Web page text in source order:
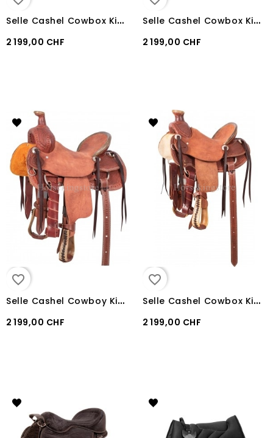
S
elle Cashel Cowbox Kid Barrel Racing
2 199,00 CHF
S
elle Cashel Cowbox Kid Roping
2 199,00 CHF
favorite_border
S
elle Cashel Cowboy Kid Rancher
2 199,00 CHF
favorite_border
S
elle Cashel Cowbox Kid Wade
2 199,00 CHF